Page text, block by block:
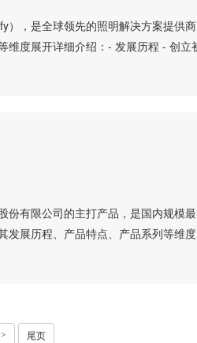
），是全球领先的照明解决方案提供
维度展开详细介绍：- 发展历程 - 创立
份有限公司的主打产品，是国内规模
发展历程、产品特点、产品系列等维
尾页